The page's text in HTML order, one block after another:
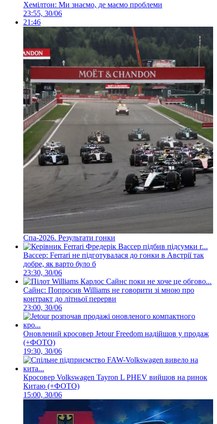
Хемілтон: Ми знаємо, де маємо проблеми
23:55, 30/06
21:46
Спа-2026. Результати гонки
Вассер: Ferrari не підготувалася до гонки в Австрії так
добре, як варто було б
23:30, 30/06
Сайнс: Попросив Williams не говорити зі мною про
контракт до літньої перерви
23:00, 30/06
Оновлений кросовер Jetour Freedom надійшов у продаж
(+ФОТО)
19:30, 30/06
Кросовер Volkswagen Tayron L PHEV вийшов на ринок
Китаю (+ФОТО)
15:00, 30/06